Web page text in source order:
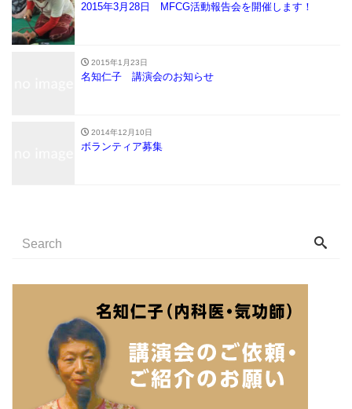
2015年3月28日 MFCG活動報告会を開催します！
2015年1月23日
名知仁子 講演会のお知らせ
2014年12月10日
ボランティア募集